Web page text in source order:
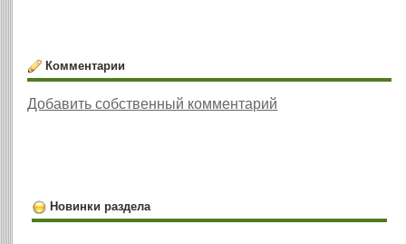
Комментарии
Добавить собственный комментарий
Новинки раздела